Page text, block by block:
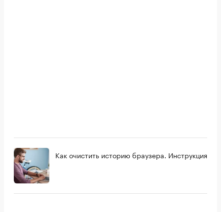
Как очистить историю браузера. Инструкция